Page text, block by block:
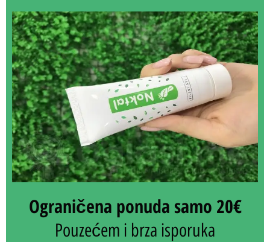
Ograničena ponuda samo 20€
Pouzećem i brza isporuka